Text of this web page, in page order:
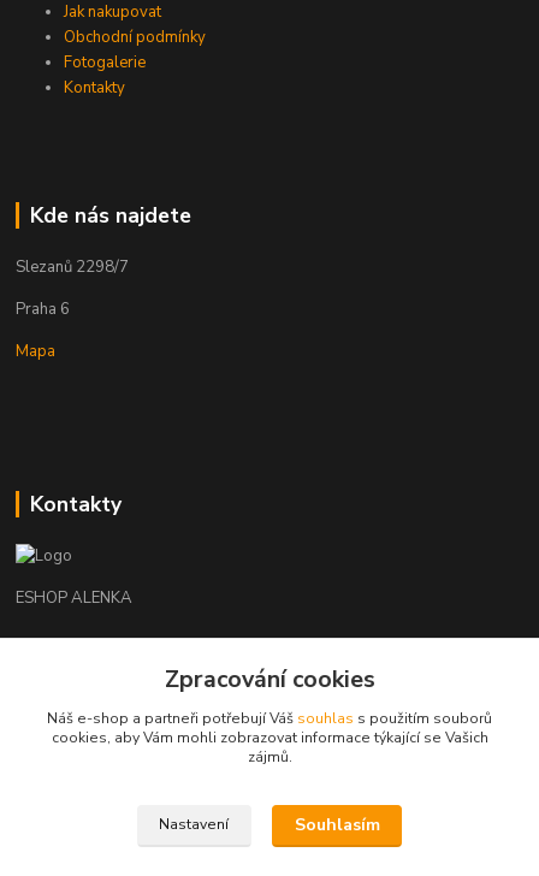
Jak nakupovat
Obchodní podmínky
Fotogalerie
Kontakty
Kde nás najdete
Slezanů 2298/7
Praha 6
Mapa
Kontakty
ESHOP ALENKA
+420602541312
orechovka@inmes.cz
Zpracování cookies
Náš e-shop a partneři potřebují Váš souhlas s použitím souborů
cookies, aby Vám mohli zobrazovat informace týkající se Vašich
zájmů.
Nastavení Souhlasím